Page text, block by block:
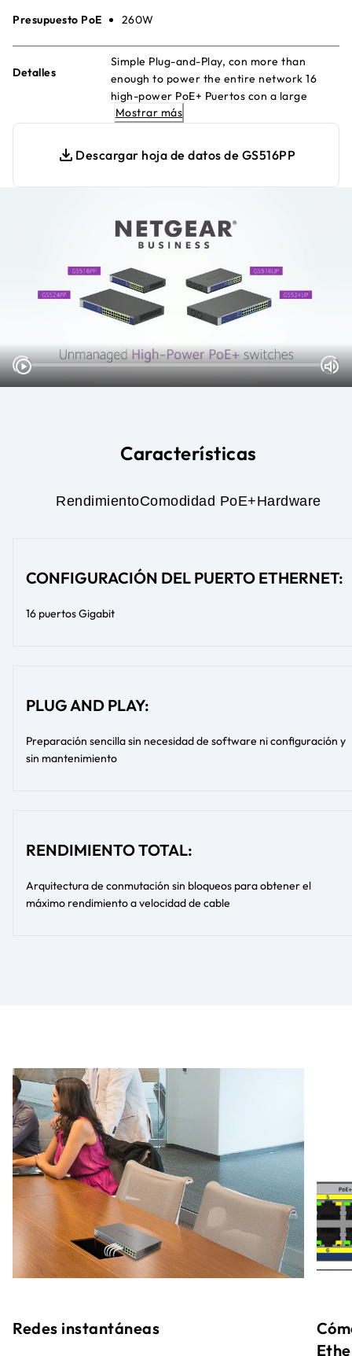
Presupuesto PoE 260W
Detalles
Simple Plug-and-Play, con more than
enough to power the entire network 16
high-power PoE+ Puertos con a large
budget to keep your devices always-ready.
Mostrar más
Descargar hoja de datos de GS516PP
Características
RendimientoComodidad PoE+Hardware
CONFIGURACIÓN DEL PUERTO ETHERNET:
16 puertos Gigabit
PLUG AND PLAY:
Preparación sencilla sin necesidad de software ni configuración y
sin mantenimiento
RENDIMIENTO TOTAL:
Arquitectura de conmutación sin bloqueos para obtener el
máximo rendimiento a velocidad de cable
Redes instantáneas